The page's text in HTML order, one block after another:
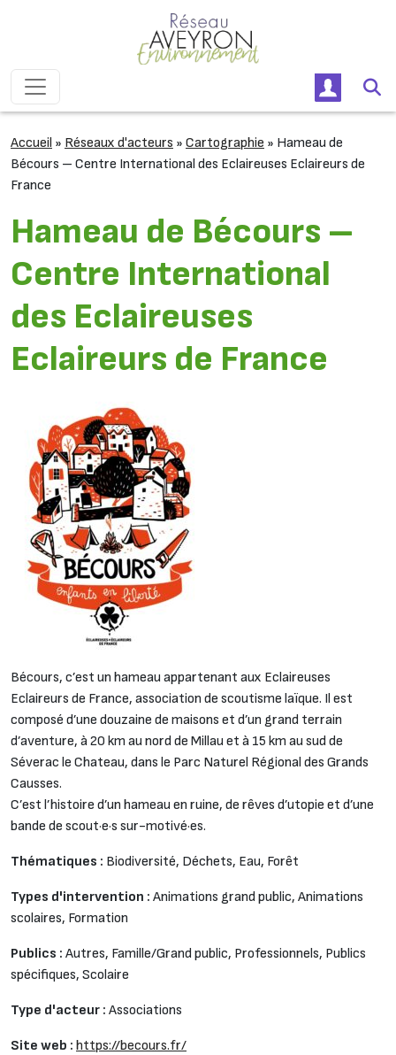
Navigation principale
Accueil » Réseaux d'acteurs » Cartographie » Hameau de
Bécours – Centre International des Eclaireuses Eclaireurs de
France
Hameau de Bécours –
Centre International
des Eclaireuses
Eclaireurs de France
Bécours, c’est un hameau appartenant aux Eclaireuses
Eclaireurs de France, association de scoutisme laïque. Il est
composé d’une douzaine de maisons et d’un grand terrain
d’aventure, à 20 km au nord de Millau et à 15 km au sud de
Séverac le Chateau, dans le Parc Naturel Régional des Grands
Causses.
C’est l’histoire d’un hameau en ruine, de rêves d’utopie et d’une
bande de scout·e·s sur-motivé·es.
Thématiques : Biodiversité, Déchets, Eau, Forêt
Types d'intervention : Animations grand public, Animations
scolaires, Formation
Publics : Autres, Famille/Grand public, Professionnels, Publics
spécifiques, Scolaire
Type d'acteur : Associations
Site web : https://becours.fr/